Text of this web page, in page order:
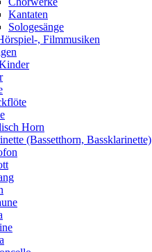
Kantaten
Sologesänge
, Filmmusiken
Horn
(Bassetthorn, Bassklarinette)